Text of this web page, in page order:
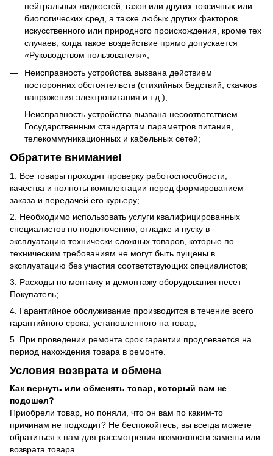
нейтральных жидкостей, газов или других токсичных или
биологических сред, а также любых других факторов
искусственного или природного происхождения, кроме тех
случаев, когда такое воздействие прямо допускается
«Руководством пользователя»;
Неисправность устройства вызвана действием
посторонних обстоятельств (стихийных бедствий, скачков
напряжения электропитания и т.д.);
Неисправность устройства вызвана несоответствием
Государственным стандартам параметров питания,
телекоммуникационных и кабельных сетей;
Обратите внимание!
1. Все товары проходят проверку работоспособности,
качества и полноты комплектации перед формированием
заказа и передачей его курьеру;
2. Необходимо использовать услуги квалифицированных
специалистов по подключению, отладке и пуску в
эксплуатацию технически сложных товаров, которые по
техническим требованиям не могут быть пущены в
эксплуатацию без участия соответствующих специалистов;
3. Расходы по монтажу и демонтажу оборудования несет
Покупатель;
4. Гарантийное обслуживание производится в течение всего
гарантийного срока, установленного на товар;
5. При проведении ремонта срок гарантии продлевается на
период нахождения товара в ремонте.
Условия возврата и обмена
Как вернуть или обменять товар, который вам не
подошел?
Приобрели товар, но поняли, что он вам по каким-то
причинам не подходит? Не беспокойтесь, вы всегда можете
обратиться к нам для рассмотрения возможности замены или
возврата товара.